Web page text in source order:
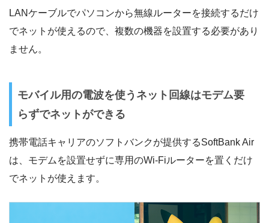
LANケーブルでパソコンから無線ルーターを接続するだけ
でネットが使えるので、複数の機器を設置する必要があり
ません。
モバイル用の電波を使うネット回線はモデム要
らずでネットができる
携帯電話キャリアのソフトバンクが提供するSoftBank Air
は、モデムを設置せずに専用のWi-Fiルーターを置くだけ
でネットが使えます。